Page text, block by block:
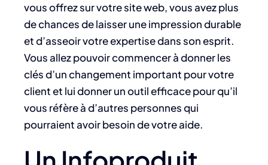
vous offrez sur votre site web, vous avez plus
de chances de laisser une impression durable
et d’asseoir votre expertise dans son esprit.
Vous allez pouvoir commencer à donner les
clés d’un changement important pour votre
client et lui donner un outil efficace pour qu’il
vous réfère à d’autres personnes qui
pourraient avoir besoin de votre aide.